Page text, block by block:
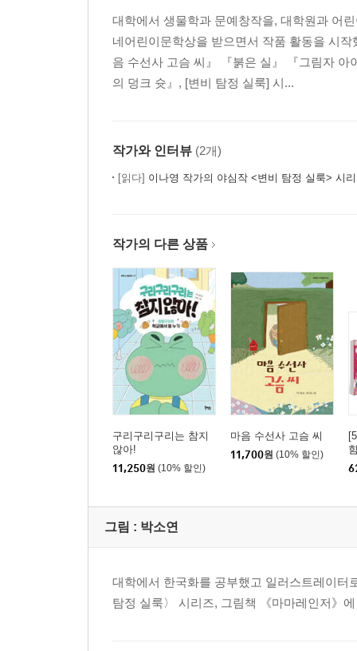
대학에서 생물학과 문예창작을, 대학원과 어
네어린이문학상을 받으면서 작품 활동을 시
음 수선사 고슴 씨』 『붉은 실』 『그림자
의 덩크 슛』, [변비 탐정 실룩] 시...
작가와 인터뷰 (2개)
[읽다] 이나영 작가의 야심작 <변비 탐정 실룩> 시
작가의 다른 상품
구리구리구리는 참지
않아!
11,250원 (10% 할인)
마음 수선사 고슴 씨
11,700원 (10% 할인)
그림 : 박소연
대학에서 한국화를 공부했고 일러스트레이터
탐정 실룩〉 시리즈, 그림책 《마마레인저》